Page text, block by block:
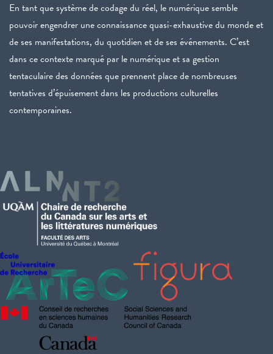
En tant que système de codage du réel, le numérique semble
pouvoir engendrer une connaissance quasi-exhaustive du monde et
de ses manifestations, du quotidien et de ses événements. C’est
dans ce contexte marqué par le numérique et sa gestion
tentaculaire des données que prennent place de nombreuses
tentatives d’épuisement dans les productions culturelles
contemporaines.